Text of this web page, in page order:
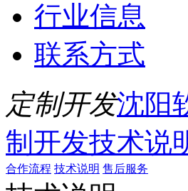
行业信息
联系方式
定制开发沈阳
制开发技术说
合作流程 技术说明 售后服务